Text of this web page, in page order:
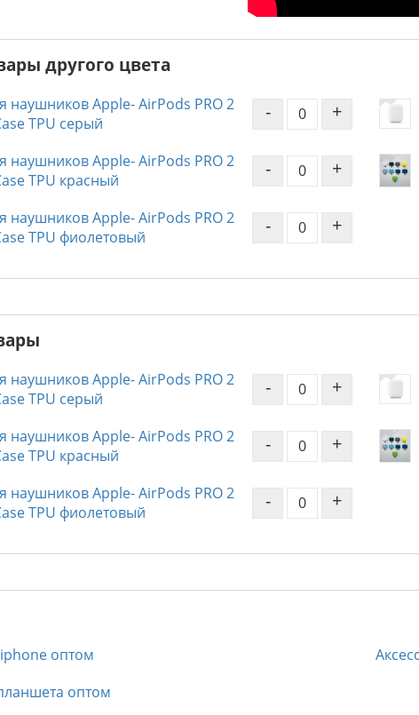
другого цвета
наушников Apple- AirPods PRO 2
TPU серый
- +
наушников Apple- AirPods PRO 2
TPU красный
- +
наушников Apple- AirPods PRO 2
TPU фиолетовый
- +
наушников Apple- AirPods PRO 2
TPU серый
- +
наушников Apple- AirPods PRO 2
TPU красный
- +
наушников Apple- AirPods PRO 2
TPU фиолетовый
- +
оптом
оптом